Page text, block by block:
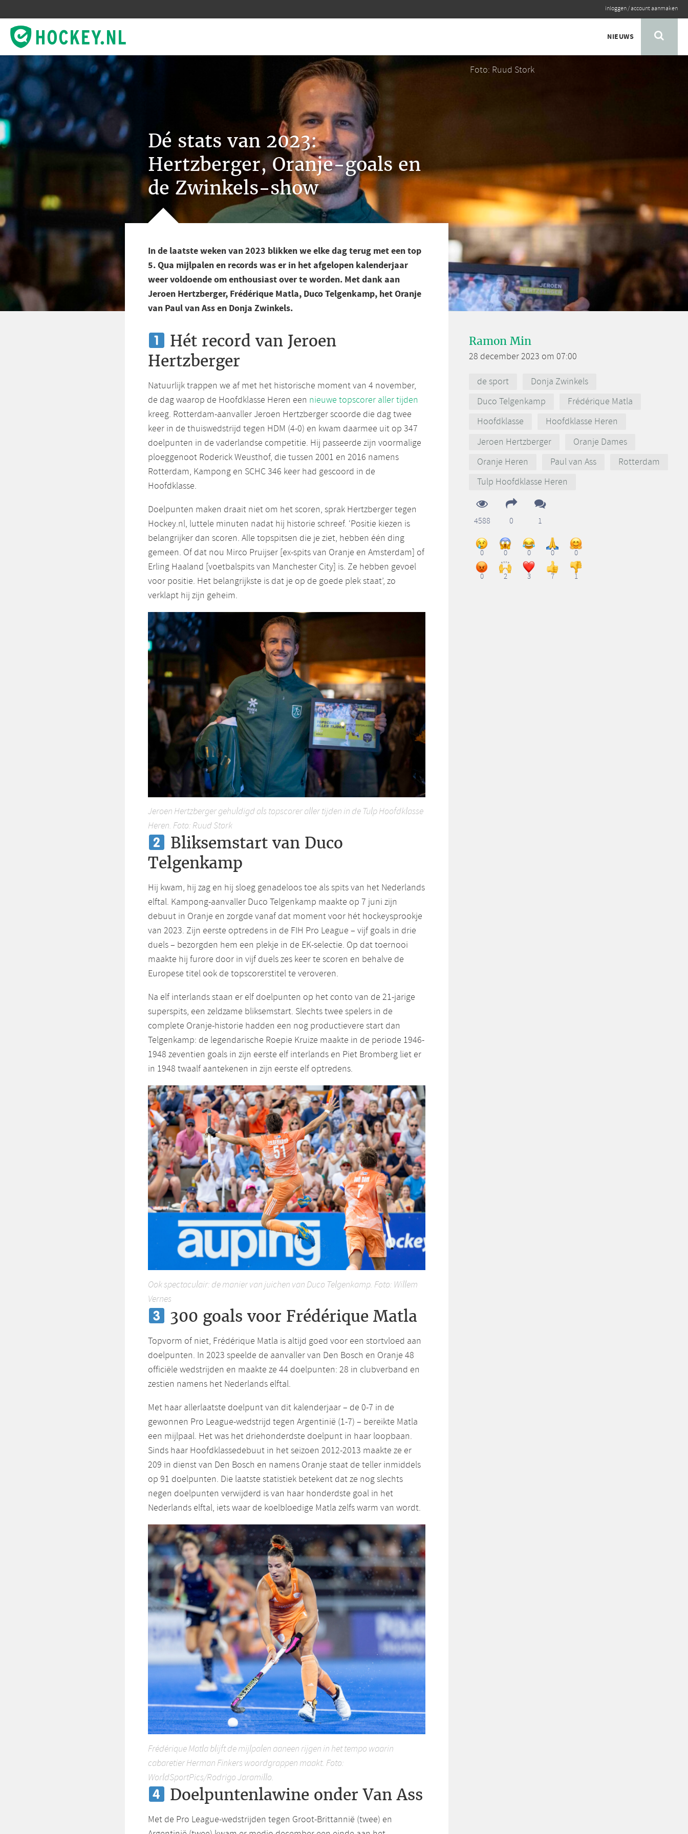
inloggen/account aanmaken
NIEUWS
Foto: Ruud Stork
Dé stats van 2023:
Hertzberger, Oranje-goals en
de Zwinkels-show
In de laatste weken van 2023 blikken we elke dag terug met een top
5. Qua mijlpalen en records was er in het afgelopen kalenderjaar
weer voldoende om enthousiast over te worden. Met dank aan
Jeroen Hertzberger, Frédérique Matla, Duco Telgenkamp, het Oranje
van Paul van Ass en Donja Zwinkels.
Hét record van Jeroen
Hertzberger
Natuurlijk trappen we af met het historische moment van 4 november,
de dag waarop de Hoofdklasse Heren een nieuwe topscorer aller tijden
kreeg. Rotterdam-aanvaller Jeroen Hertzberger scoorde die dag twee
keer in de thuiswedstrijd tegen HDM (4-0) en kwam daarmee uit op 347
doelpunten in de vaderlandse competitie. Hij passeerde zijn voormalige
ploeggenoot Roderick Weusthof, die tussen 2001 en 2016 namens
Rotterdam, Kampong en SCHC 346 keer had gescoord in de
Hoofdklasse.
Doelpunten maken draait niet om het scoren, sprak Hertzberger tegen
Hockey.nl, luttele minuten nadat hij historie schreef. ‘Positie kiezen is
belangrijker dan scoren. Alle topspitsen die je ziet, hebben één ding
gemeen. Of dat nou Mirco Pruijser [ex-spits van Oranje en Amsterdam] of
Erling Haaland [voetbalspits van Manchester City] is. Ze hebben gevoel
voor positie. Het belangrijkste is dat je op de goede plek staat’, zo
verklapt hij zijn geheim.
Jeroen Hertzberger gehuldigd als topscorer aller tijden in de Tulp Hoofdklasse
Heren. Foto: Ruud Stork
Bliksemstart van Duco
Telgenkamp
Hij kwam, hij zag en hij sloeg genadeloos toe als spits van het Nederlands
elftal. Kampong-aanvaller Duco Telgenkamp maakte op 7 juni zijn
debuut in Oranje en zorgde vanaf dat moment voor hét hockeysprookje
van 2023. Zijn eerste optredens in de FIH Pro League – vijf goals in drie
duels – bezorgden hem een plekje in de EK-selectie. Op dat toernooi
maakte hij furore door in vijf duels zes keer te scoren en behalve de
Europese titel ook de topscorerstitel te veroveren.
Na elf interlands staan er elf doelpunten op het conto van de 21-jarige
superspits, een zeldzame bliksemstart. Slechts twee spelers in de
complete Oranje-historie hadden een nog productievere start dan
Telgenkamp: de legendarische Roepie Kruize maakte in de periode 1946-
1948 zeventien goals in zijn eerste elf interlands en Piet Bromberg liet er
in 1948 twaalf aantekenen in zijn eerste elf optredens.
Ook spectaculair: de manier van juichen van Duco Telgenkamp. Foto: Willem
Vernes
300 goals voor Frédérique Matla
Topvorm of niet, Frédérique Matla is altijd goed voor een stortvloed aan
doelpunten. In 2023 speelde de aanvaller van Den Bosch en Oranje 48
officiële wedstrijden en maakte ze 44 doelpunten: 28 in clubverband en
zestien namens het Nederlands elftal.
Met haar allerlaatste doelpunt van dit kalenderjaar – de 0-7 in de
gewonnen Pro League-wedstrijd tegen Argentinië (1-7) – bereikte Matla
een mijlpaal. Het was het driehonderdste doelpunt in haar loopbaan.
Sinds haar Hoofdklassedebuut in het seizoen 2012-2013 maakte ze er
209 in dienst van Den Bosch en namens Oranje staat de teller inmiddels
op 91 doelpunten. Die laatste statistiek betekent dat ze nog slechts
negen doelpunten verwijderd is van haar honderdste goal in het
Nederlands elftal, iets waar de koelbloedige Matla zelfs warm van wordt.
Frédérique Matla blijft de mijlpalen aaneen rijgen in het tempo waarin
cabaretier Herman Finkers woordgrappen maakt. Foto:
WorldSportPics/Rodrigo Jaramillo.
Doelpuntenlawine onder Van Ass
Met de Pro League-wedstrijden tegen Groot-Brittannië (twee) en
Ramon Min
28 december 2023 om 07:00
de sport
Donja Zwinkels
Duco Telgenkamp
Frédérique Matla
Hoofdklasse
Hoofdklasse Heren
Jeroen Hertzberger
Oranje Dames
Oranje Heren
Paul van Ass
Rotterdam
Tulp Hoofdklasse Heren
4588 0 1
0 0 0 0 0
0 2 3 7 1